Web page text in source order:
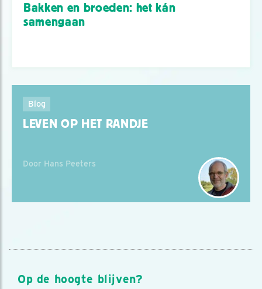
Bakken en broeden: het kán
samengaan
Blog
LEVEN OP HET RANDJE
Door Hans Peeters
Op de hoogte blijven?